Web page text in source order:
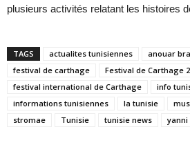
plusieurs activités relatant les histoires
TAGS actualites tunisiennes anouar
festival de carthage
Festival de Carthage
festival international de Carthage
info
informations tunisiennes
la tunisie
stromae
Tunisie tunisie news yanni